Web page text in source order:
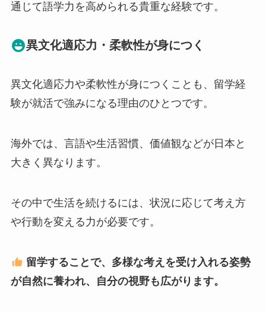
通じて語学力を高められる貴重な経験です。
異文化適応力・柔軟性が身につく
異文化適応力や柔軟性が身につくことも、留学経
験が就活で強みになる理由のひとつです。
海外では、言語や生活習慣、価値観などが日本と
大きく異なります。
その中で生活を続けるには、状況に応じて考え方
や行動を変える力が必要です。
留学することで、多様な考えを受け入れる姿勢
が自然に養われ、自分の視野も広がります。